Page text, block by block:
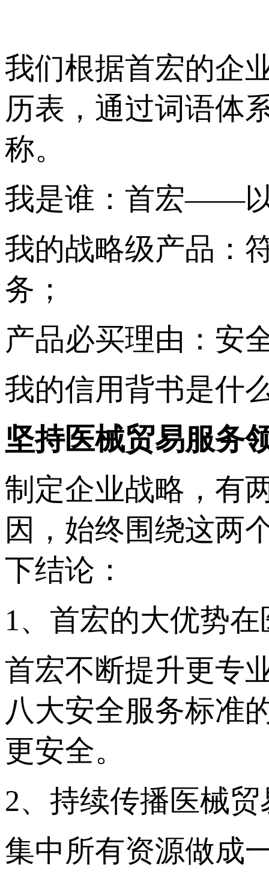
我们根据首宏的企
历表，通过词语体
称。
我是谁：首宏——以
我的战略级产品：
务；
产品必买理由：安
我的信用背书是什
坚持医械贸易服务
制定企业战略，有
因，始终围绕这两
下结论：
1、首宏的大优势
首宏不断提升更专
八大安全服务标准
更安全。
2、持续传播医械
集中所有资源做成